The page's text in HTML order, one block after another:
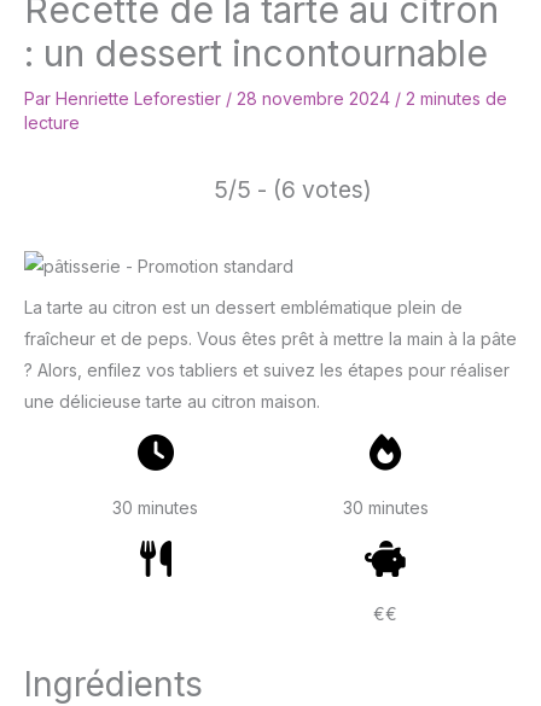
Recette de la tarte au citron
: un dessert incontournable
Par Henriette Leforestier / 28 novembre 2024 / 2 minutes de
lecture
5/5 - (6 votes)
La tarte au citron est un dessert emblématique plein de
fraîcheur et de peps. Vous êtes prêt à mettre la main à la pâte
? Alors, enfilez vos tabliers et suivez les étapes pour réaliser
une délicieuse tarte au citron maison.
30 minutes 30 minutes
€€
Ingrédients